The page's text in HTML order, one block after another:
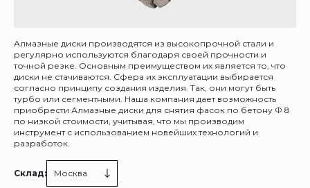
Алмазные диски производятся из высокопрочной стали и
регулярно используются благодаря своей прочности и
точной резке. Основным преимуществом их является то, что
диски не стачиваются. Сфера их эксплуатации выбирается
согласно принципу создания изделия. Так, они могут быть
турбо или сегментными. Наша компания дает возможность
приобрести Алмазные диски для снятия фасок по бетону Ф 8
по низкой стоимости, учитывая, что мы производим
инструмент с использованием новейших технологий и
разработок.
Склад: Москва